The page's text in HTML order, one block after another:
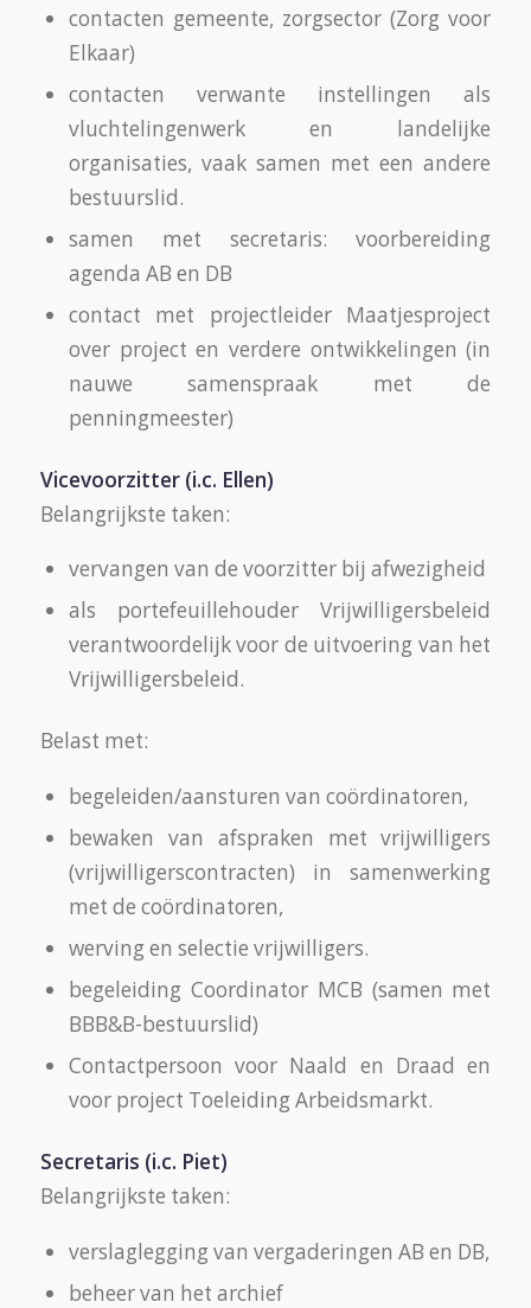
contacten gemeente, zorgsector (Zorg voor
Elkaar)
contacten verwante instellingen als
vluchtelingenwerk en landelijke
organisaties, vaak samen met een andere
bestuurslid.
samen met secretaris: voorbereiding
agenda AB en DB
contact met projectleider Maatjesproject
over project en verdere ontwikkelingen (in
nauwe samenspraak met de
penningmeester)
Vicevoorzitter (i.c. Ellen)
Belangrijkste taken:
vervangen van de voorzitter bij afwezigheid
als portefeuillehouder Vrijwilligersbeleid
verantwoordelijk voor de uitvoering van het
Vrijwilligersbeleid.
Belast met:
begeleiden/aansturen van coördinatoren,
bewaken van afspraken met vrijwilligers
(vrijwilligerscontracten) in samenwerking
met de coördinatoren,
werving en selectie vrijwilligers.
begeleiding Coordinator MCB (samen met
BBB&B-bestuurslid)
Contactpersoon voor Naald en Draad en
voor project Toeleiding Arbeidsmarkt.
Secretaris (i.c. Piet)
Belangrijkste taken:
verslaglegging van vergaderingen AB en DB,
beheer van het archief